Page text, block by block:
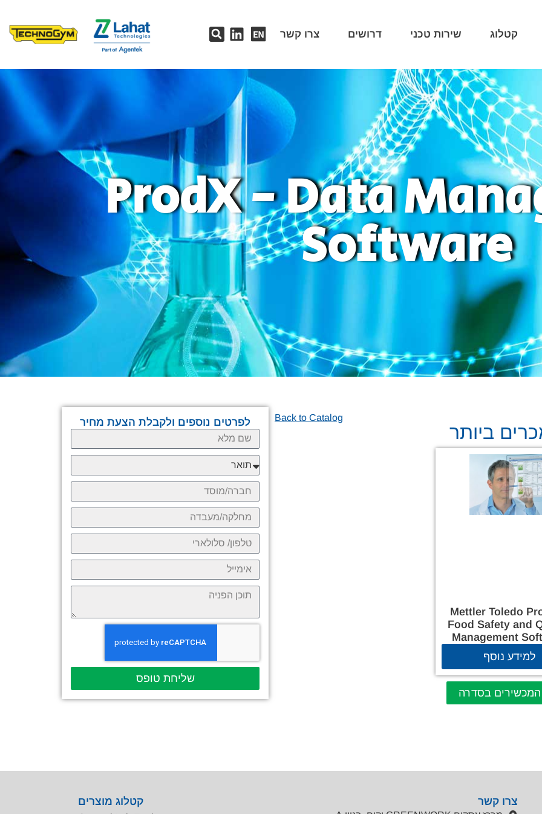
קטלוג שירות טכני דרושים צרו קשר
ProdX - Data
Software
Back to Catalog
ביותר
Mettler Toledo
Food Safety and
Management
למידע נוסף
בסדרה
לפרטים נוספים ולקבלת הצעת מחיר
שליחת טופס
צרו קשר קטלוג מוצרים